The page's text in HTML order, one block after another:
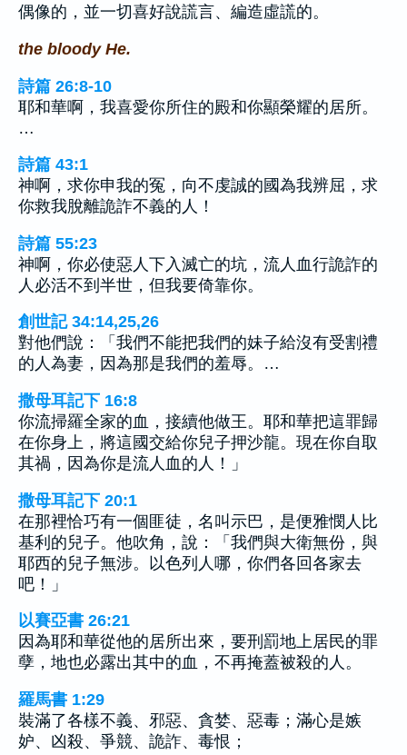
偶像的，並一切喜好說謊言、編造虛謊的。
the bloody He.
詩篇 26:8-10
耶和華啊，我喜愛你所住的殿和你顯榮耀的居所。
…
詩篇 43:1
神啊，求你申我的冤，向不虔誠的國為我辨屈，求
你救我脫離詭詐不義的人！
詩篇 55:23
神啊，你必使惡人下入滅亡的坑，流人血行詭詐的
人必活不到半世，但我要倚靠你。
創世記 34:14,25,26
對他們說：「我們不能把我們的妹子給沒有受割禮
的人為妻，因為那是我們的羞辱。…
撒母耳記下 16:8
你流掃羅全家的血，接續他做王。耶和華把這罪歸
在你身上，將這國交給你兒子押沙龍。現在你自取
其禍，因為你是流人血的人！」
撒母耳記下 20:1
在那裡恰巧有一個匪徒，名叫示巴，是便雅憫人比
基利的兒子。他吹角，說：「我們與大衛無份，與
耶西的兒子無涉。以色列人哪，你們各回各家去
吧！」
以賽亞書 26:21
因為耶和華從他的居所出來，要刑罰地上居民的罪
孽，地也必露出其中的血，不再掩蓋被殺的人。
羅馬書 1:29
裝滿了各樣不義、邪惡、貪婪、惡毒；滿心是嫉
妒、凶殺、爭競、詭詐、毒恨；